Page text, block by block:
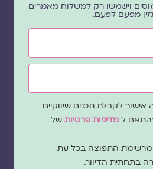
וישמשו רק למשלוח מאמרים
מפעם לפעם.
לקבלת תכנים שיווקיים
ל מדיניות פרטיותשל
התפוצה בכל עת
בתחתית הדיוור.